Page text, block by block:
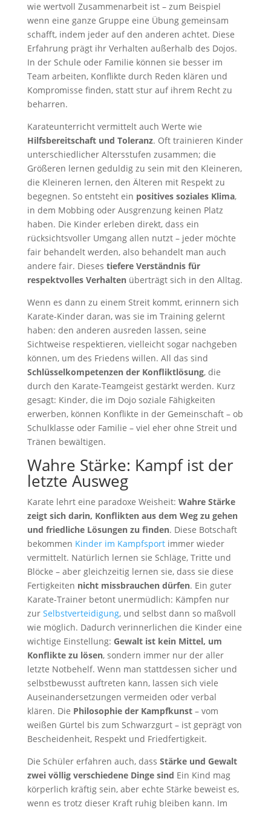
wie wertvoll Zusammenarbeit ist – zum Beispiel
wenn eine ganze Gruppe eine Übung gemeinsam
schafft, indem jeder auf den anderen achtet. Diese
Erfahrung prägt ihr Verhalten außerhalb des Dojos.
In der Schule oder Familie können sie besser im
Team arbeiten, Konflikte durch Reden klären und
Kompromisse finden, statt stur auf ihrem Recht zu
beharren.
Karateunterricht vermittelt auch Werte wie
Hilfsbereitschaft und Toleranz. Oft trainieren Kinder
unterschiedlicher Altersstufen zusammen; die
Größeren lernen geduldig zu sein mit den Kleineren,
die Kleineren lernen, den Älteren mit Respekt zu
begegnen. So entsteht ein positives soziales Klima,
in dem Mobbing oder Ausgrenzung keinen Platz
haben. Die Kinder erleben direkt, dass ein
rücksichtsvoller Umgang allen nutzt – jeder möchte
fair behandelt werden, also behandelt man auch
andere fair. Dieses tiefere Verständnis für
respektvolles Verhaltenüberträgt sich in den Alltag.
Wenn es dann zu einem Streit kommt, erinnern sich
Karate-Kinder daran, was sie im Training gelernt
haben: den anderen ausreden lassen, seine
Sichtweise respektieren, vielleicht sogar nachgeben
können, um des Friedens willen. All das sind
Schlüsselkompetenzen der Konfliktlösung, die
durch den Karate-Teamgeist gestärkt werden. Kurz
gesagt: Kinder, die im Dojo soziale Fähigkeiten
erwerben, können Konflikte in der Gemeinschaft – ob
Schulklasse oder Familie – viel eher ohne Streit und
Tränen bewältigen.
Wahre Stärke: Kampf ist der
letzte Ausweg
Karate lehrt eine paradoxe Weisheit: Wahre Stärke
zeigt sich darin, Konflikten aus dem Weg zu gehen
und friedliche Lösungen zu finden. Diese Botschaft
bekommen Kinder im Kampfsportimmer wieder
vermittelt. Natürlich lernen sie Schläge, Tritte und
Blöcke – aber gleichzeitig lernen sie, dass sie diese
Fertigkeiten nicht missbrauchen dürfen. Ein guter
Karate-Trainer betont unermüdlich: Kämpfen nur
zur Selbstverteidigung, und selbst dann so maßvoll
wie möglich. Dadurch verinnerlichen die Kinder eine
wichtige Einstellung: Gewalt ist kein Mittel, um
Konflikte zu lösen, sondern immer nur der aller
letzte Notbehelf. Wenn man stattdessen sicher und
selbstbewusst auftreten kann, lassen sich viele
Auseinandersetzungen vermeiden oder verbal
klären. Die Philosophie der Kampfkunst– vom
weißen Gürtel bis zum Schwarzgurt – ist geprägt von
Bescheidenheit, Respekt und Friedfertigkeit.
Die Schüler erfahren auch, dass Stärke und Gewalt
zwei völlig verschiedene Dinge sind Ein Kind mag
körperlich kräftig sein, aber echte Stärke beweist es,
wenn es trotz dieser Kraft ruhig bleiben kann. Im